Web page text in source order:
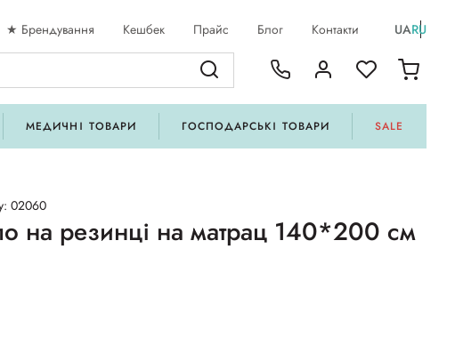
★ Брендування Кешбек Прайс Блог Контакти UARU
МЕДИЧНІ ТОВАРИ ГОСПОДАРСЬКІ ТОВАРИ SALE
02060
на резинці на матрац 140*200 см